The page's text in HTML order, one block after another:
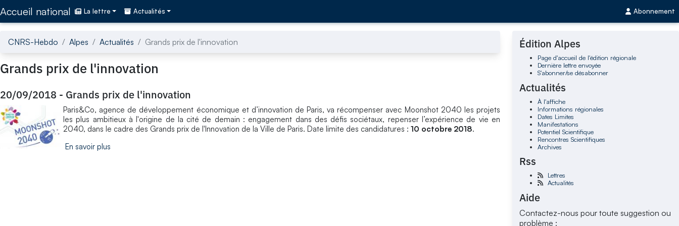
Accueil national La lettre Actualités Abonnement
CNRS-Hebdo Alpes Actualités Grands prix de l'innovation
Grands prix de l'innovation
20/09/2018 - Grands prix de l'innovation
Paris&Co, agence de développement économique et d’innovation de Paris, va récompenser avec Moonshot 2040 les projets
les plus ambitieux à l'origine de la cité de demain : engagement dans des défis sociétaux, repenser l’expérience de vie en
2040, dans le cadre des Grands prix de l'Innovation de la Ville de Paris. Date limite des candidatures : 10 octobre 2018.
En savoir plus
Édition Alpes
Page d'accueil de l'édition régionale
Dernière lettre envoyée
S'abonner/se désabonner
Actualités
À l'affiche
Informations régionales
Dates Limites
Manifestations
Potentiel Scientifique
Rencontres Scientifiques
Archives
Rss
Lettres
Actualités
Aide
Contactez-nous pour toute suggestion ou
problème :